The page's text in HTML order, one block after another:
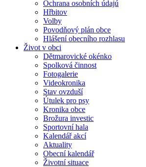
Ochrana osobních údajú
Hřbitov
Volby
Povodňový plán obce
Hlášení obecního rozhlasu
Život v obci
Dětmarovické okénko
Spolková činnost
Fotogalerie
Videokronika
Stav ovzduší
Útulek pro psy
Kronika obce
Brožura investic
Sportovní hala
Kalendář akcí
Aktuality
Obecní kalendář
Životní situace